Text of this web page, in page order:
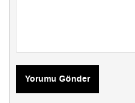
Yorumu Gönder